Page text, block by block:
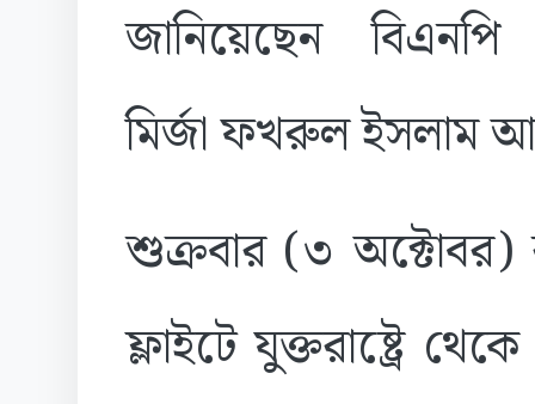
জানিয়েছেন বিএনপি
মির্জা ফখরুল ইসলাম
শুক্রবার (৩ অক্টোবর)
ফ্লাইটে যুক্তরাষ্ট্রে